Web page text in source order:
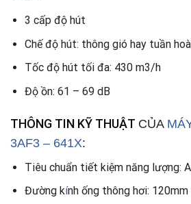
3 cấp độ hút
Chế độ hút: thông gió hay tuần
Tốc độ hút tối đa: 430 m3/h
Độ ồn: 61 – 69 dB
THÔNG TIN KỸ THUẬT CỦA
3AF3 – 641X:
Tiêu chuẩn tiết kiệm năng lượng: A
Đường kính ống thông hơi: 120mm